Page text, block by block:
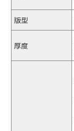
版型
厚度